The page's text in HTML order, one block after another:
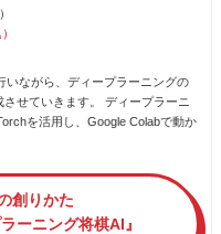
いながら、ディープラーニングの
せていきます。 ディープラーニ
を活用し、Google Colabで動か
創りかた
ーニング将棋AI』